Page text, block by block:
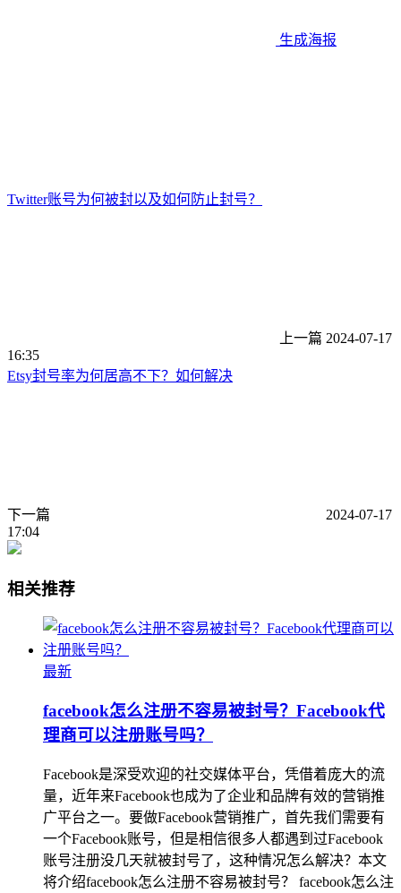
生成海报
Twitter账号为何被封以及如何防止封号？
上一篇 2024-07-17
16:35
Etsy封号率为何居高不下？如何解决
下一篇
2024-07-17
17:04
相关推荐
最新
facebook怎么注册不容易被封号？Facebook代
理商可以注册账号吗？
Facebook是深受欢迎的社交媒体平台，凭借着庞大的流
量，近年来Facebook也成为了企业和品牌有效的营销推
广平台之一。要做Facebook营销推广，首先我们需要有
一个Facebook账号，但是相信很多人都遇到过Facebook
账号注册没几天就被封号了，这种情况怎么解决？本文
将介绍facebook怎么注册不容易被封号？ facebook怎么注